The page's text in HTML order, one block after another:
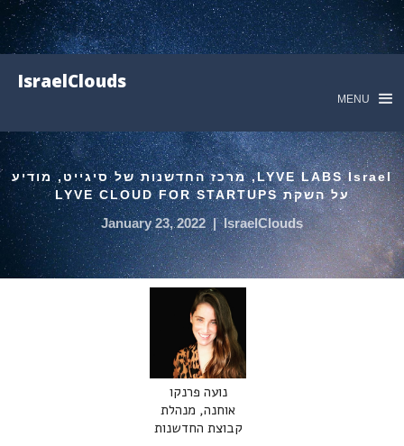
IsraelClouds
MENU
LYVE LABS Israel, מרכז החדשנות של סיגייט, מודיע
על השקת LYVE CLOUD FOR STARTUPS
IsraelClouds
|
January 23, 2022
נועה פרנקו
אוחנה, מנהלת
קבוצת החדשנות